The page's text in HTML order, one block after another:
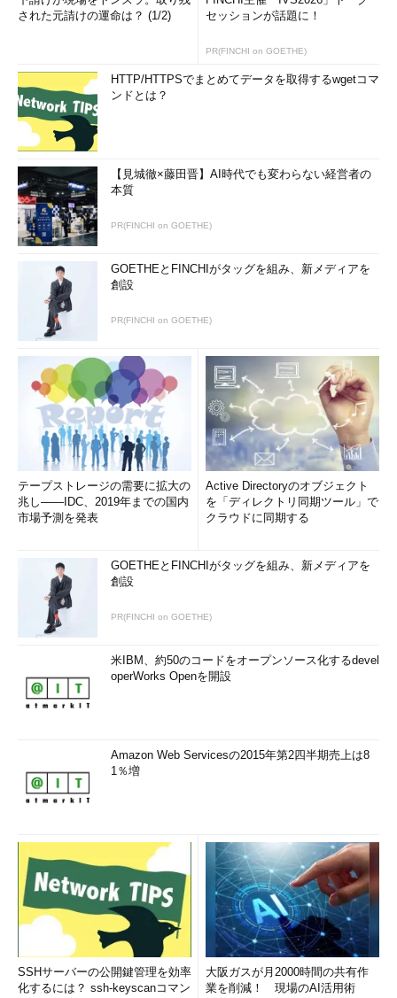
された元請けの運命は？ (1/2)
セッションが話題に！
PR(FINCHI on GOETHE)
HTTP/HTTPSでまとめてデータを取得するwgetコマ
ンドとは？
【見城徹×藤田晋】AI時代でも変わらない経営者の
本質
PR(FINCHI on GOETHE)
GOETHEとFINCHIがタッグを組み、新メディアを
創設
PR(FINCHI on GOETHE)
テープストレージの需要に拡大の
兆し――IDC、2019年までの国内
市場予測を発表
Active Directoryのオブジェクト
を「ディレクトリ同期ツール」で
クラウドに同期する
GOETHEとFINCHIがタッグを組み、新メディアを
創設
PR(FINCHI on GOETHE)
米IBM、約50のコードをオープンソース化するdevel
operWorks Openを開設
Amazon Web Servicesの2015年第2四半期売上は8
1％増
SSHサーバーの公開鍵管理を効率
化するには？ ssh-keyscanコマン
大阪ガスが月2000時間の共有作
業を削減！ 現場のAI活用術